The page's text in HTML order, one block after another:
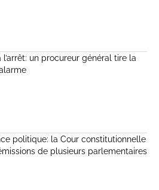
l’arrêt: un procureur général tire la
politique: la Cour constitutionnelle
de plusieurs parlementaires